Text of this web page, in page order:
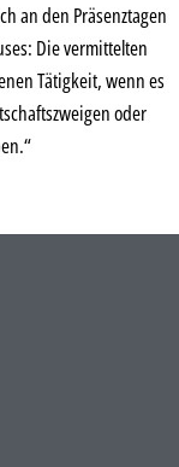
an den Präsenztagen
Die vermittelten
Tätigkeit, wenn es
oder